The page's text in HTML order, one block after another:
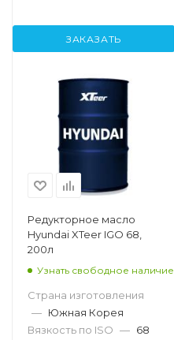
ЗАКАЗАТЬ
Редукторное масло
Hyundai XTeer IGO 68,
200л
Узнать свободное наличие
Страна изготовления
— Южная Корея
Вязкость по ISO — 68